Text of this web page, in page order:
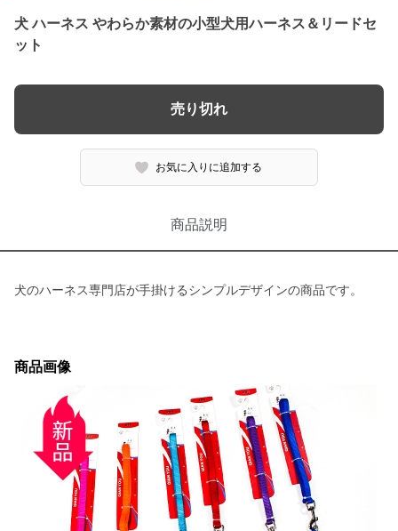
犬 ハーネス やわらか素材の小型犬用ハーネス＆リードセ
ット
売り切れ
お気に入りに追加する
商品説明
犬のハーネス専門店が手掛けるシンプルデザインの商品です。
商品画像